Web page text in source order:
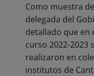
Como muestra
delegada del
detallado que en
curso 2022-2023
realizaron en
institutos de